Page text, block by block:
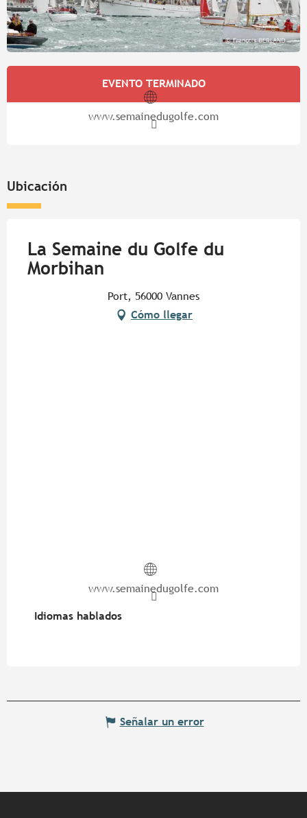
Horarios y datos de contacto
EVENTO TERMINADO
www.semainedugolfe.com
Ubicación
La Semaine du Golfe du
Morbihan
Port, 56000 Vannes
Cómo llegar
www.semainedugolfe.com
Idiomas hablados
Idiomas hablados
Señalar un error